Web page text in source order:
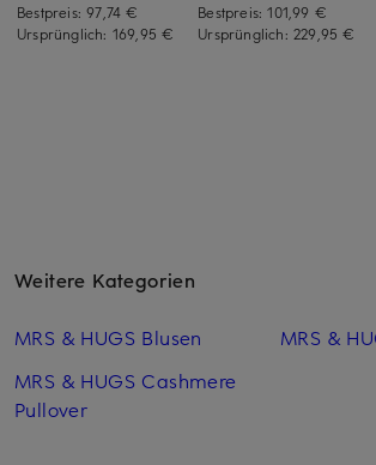
Bestpreis:97,74 €
Ursprünglich: 169,95 €
Bestpreis:101,99 €
Ursprünglich: 229,95 €
Weitere Kategorien
MRS & HUGS Blusen
MRS & HUGS Cashmere
Pullover
MRS &